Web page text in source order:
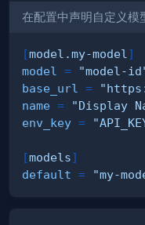
在配置中声明自定义模
[model.my-model ]
model
=
"model-
base_url
=
name =
"Display
env_key =
[models]
default = "my-